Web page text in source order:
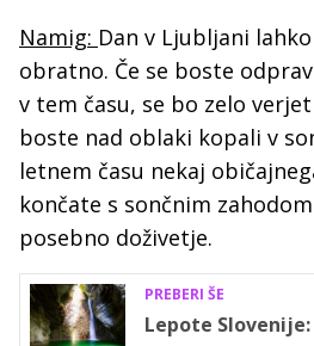
Namig: Dan v Ljubljani
obratno. Če se boste
v tem času, se bo zelo
boste nad oblaki kopali v
letnem času nekaj
končate s sončnim
posebno doživetje.
PREBERI ŠE
Lepote